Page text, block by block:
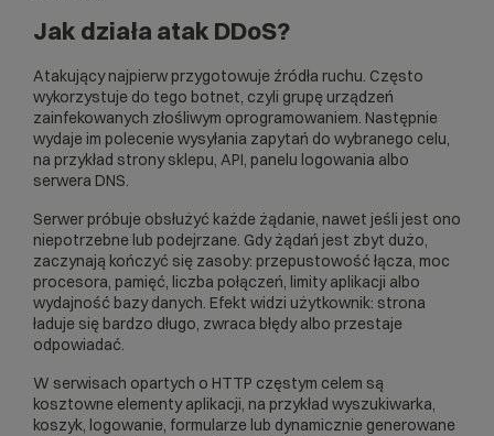
Jak działa atak DDoS?
Atakujący najpierw przygotowuje źródła ruchu. Często
wykorzystuje do tego botnet, czyli grupę urządzeń
zainfekowanych złośliwym oprogramowaniem. Następnie
wydaje im polecenie wysyłania zapytań do wybranego celu,
na przykład strony sklepu, API, panelu logowania albo
serwera DNS.
Serwer próbuje obsłużyć każde żądanie, nawet jeśli jest ono
niepotrzebne lub podejrzane. Gdy żądań jest zbyt dużo,
zaczynają kończyć się zasoby: przepustowość łącza, moc
procesora, pamięć, liczba połączeń, limity aplikacji albo
wydajność bazy danych. Efekt widzi użytkownik: strona
ładuje się bardzo długo, zwraca błędy albo przestaje
odpowiadać.
W serwisach opartych o HTTP częstym celem są
kosztowne elementy aplikacji, na przykład wyszukiwarka,
koszyk, logowanie, formularze lub dynamicznie generowane